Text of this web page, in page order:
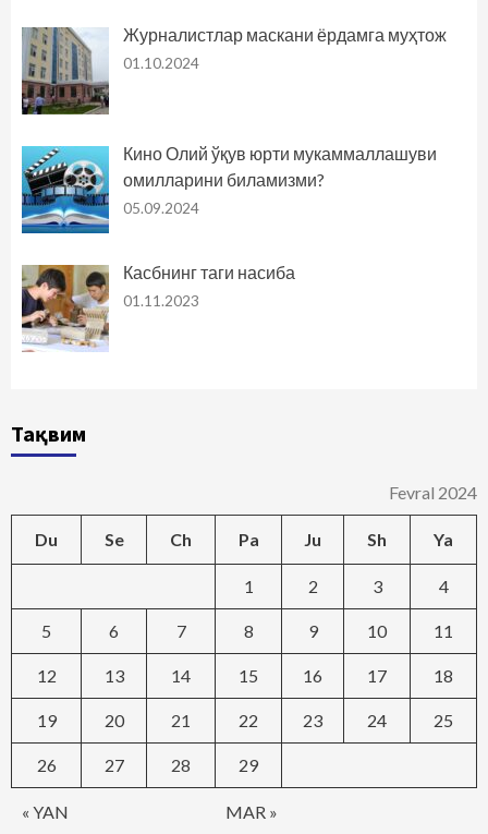
Журналистлар маскани ёрдамга муҳтож
01.10.2024
Кино Олий ўқув юрти мукаммаллашуви
омилларини биламизми?
05.09.2024
Касбнинг таги насиба
01.11.2023
Тақвим
Fevral 2024
Du Se Ch Pa Ju Sh Ya
« YAN MAR »
1 2 3 4
5 6 7 8 9 10 11
12 13 14 15 16 17 18
19 20 21 22 23 24 25
26 27 28 29